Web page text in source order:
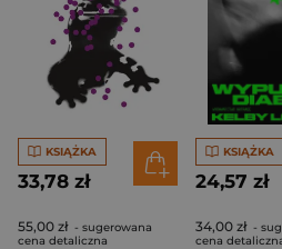
KSIĄŻKA
33,78 zł
55,00 zł - sugerowana
cena detaliczna
KSIĄŻKA
24,57 zł
34,00 zł -
cena